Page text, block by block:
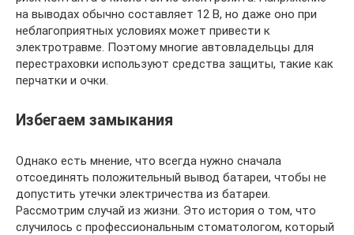
на выводах обычно составляет 12 В, но даже оно при
неблагоприятных условиях может привести к
электротравме. Поэтому многие автовладельцы для
перестраховки используют средства защиты, такие как
перчатки и очки.
Избегаем замыкания
Однако есть мнение, что всегда нужно сначала
отсоединять положительный вывод батареи, чтобы не
допустить утечки электричества из батареи.
Рассмотрим случай из жизни. Это история о том, что
случилось с профессиональным стоматологом, который